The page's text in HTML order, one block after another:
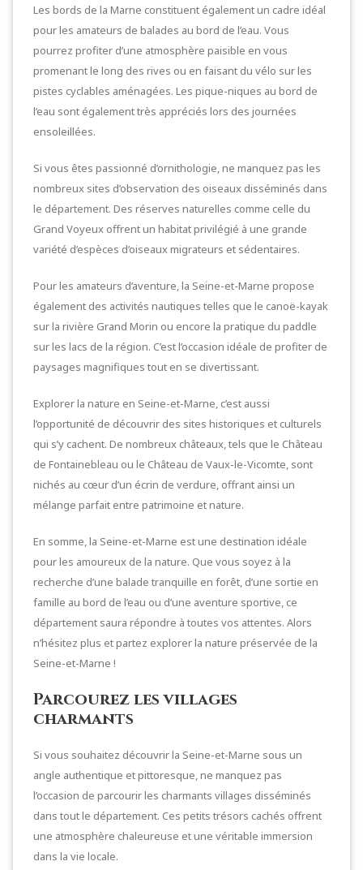
Les bords de la Marne constituent également un cadre idéal
pour les amateurs de balades au bord de l’eau. Vous
pourrez profiter d’une atmosphère paisible en vous
promenant le long des rives ou en faisant du vélo sur les
pistes cyclables aménagées. Les pique-niques au bord de
l’eau sont également très appréciés lors des journées
ensoleillées.
Si vous êtes passionné d’ornithologie, ne manquez pas les
nombreux sites d’observation des oiseaux disséminés dans
le département. Des réserves naturelles comme celle du
Grand Voyeux offrent un habitat privilégié à une grande
variété d’espèces d’oiseaux migrateurs et sédentaires.
Pour les amateurs d’aventure, la Seine-et-Marne propose
également des activités nautiques telles que le canoë-kayak
sur la rivière Grand Morin ou encore la pratique du paddle
sur les lacs de la région. C’est l’occasion idéale de profiter de
paysages magnifiques tout en se divertissant.
Explorer la nature en Seine-et-Marne, c’est aussi
l’opportunité de découvrir des sites historiques et culturels
qui s’y cachent. De nombreux châteaux, tels que le Château
de Fontainebleau ou le Château de Vaux-le-Vicomte, sont
nichés au cœur d’un écrin de verdure, offrant ainsi un
mélange parfait entre patrimoine et nature.
En somme, la Seine-et-Marne est une destination idéale
pour les amoureux de la nature. Que vous soyez à la
recherche d’une balade tranquille en forêt, d’une sortie en
famille au bord de l’eau ou d’une aventure sportive, ce
département saura répondre à toutes vos attentes. Alors
n’hésitez plus et partez explorer la nature préservée de la
Seine-et-Marne !
Parcourez les villages
charmants
Si vous souhaitez découvrir la Seine-et-Marne sous un
angle authentique et pittoresque, ne manquez pas
l’occasion de parcourir les charmants villages disséminés
dans tout le département. Ces petits trésors cachés offrent
une atmosphère chaleureuse et une véritable immersion
dans la vie locale.